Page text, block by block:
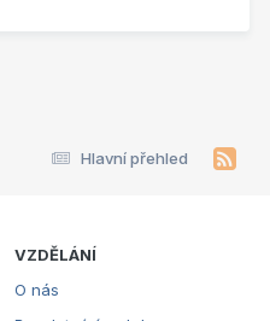
Hlavní přehled
VZDĚLÁNÍ
O nás